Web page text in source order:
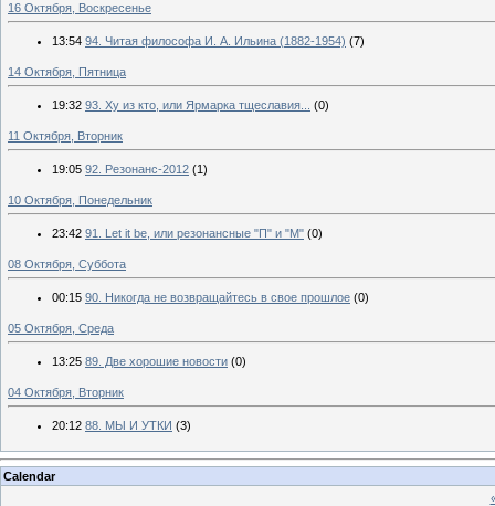
16 Октября, Воскресенье
13:54 94. Читая философа И. А. Ильина (1882-1954) (7)
14 Октября, Пятница
19:32 93. Ху из кто, или Ярмарка тщеславия... (0)
11 Октября, Вторник
19:05 92. Резонанс-2012 (1)
10 Октября, Понедельник
23:42 91. Let it be, или резонансные "П" и "М" (0)
08 Октября, Суббота
00:15 90. Никогда не возвращайтесь в свое прошлое (0)
05 Октября, Среда
13:25 89. Две хорошие новости (0)
04 Октября, Вторник
20:12 88. МЫ И УТКИ (3)
Calendar